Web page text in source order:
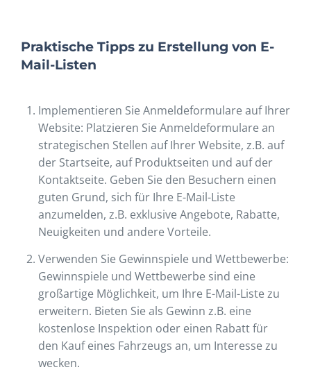
Praktische Tipps zu Erstellung von E-
Mail-Listen
Implementieren Sie Anmeldeformulare auf Ihrer
Website: Platzieren Sie Anmeldeformulare an
strategischen Stellen auf Ihrer Website, z.B. auf
der Startseite, auf Produktseiten und auf der
Kontaktseite. Geben Sie den Besuchern einen
guten Grund, sich für Ihre E-Mail-Liste
anzumelden, z.B. exklusive Angebote, Rabatte,
Neuigkeiten und andere Vorteile.
Verwenden Sie Gewinnspiele und Wettbewerbe:
Gewinnspiele und Wettbewerbe sind eine
großartige Möglichkeit, um Ihre E-Mail-Liste zu
erweitern. Bieten Sie als Gewinn z.B. eine
kostenlose Inspektion oder einen Rabatt für
den Kauf eines Fahrzeugs an, um Interesse zu
wecken.